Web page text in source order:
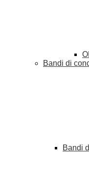
Bandi di
Bandi